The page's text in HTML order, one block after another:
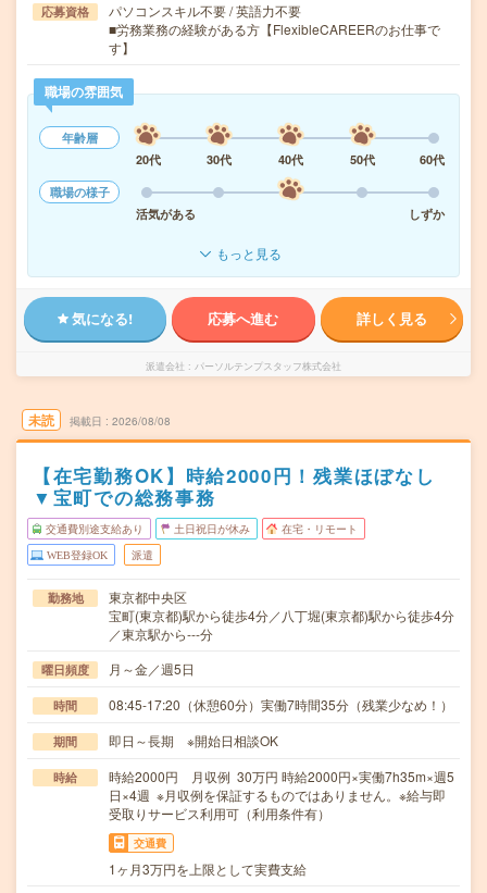
応募資格
パソコンスキル不要 / 英語力不要
■労務業務の経験がある方【FlexibleCAREERのお仕事で
す】
職場の雰囲気
年齢層
20代
30代 40代 50代
60代
職場の様子
活気がある
しずか
もっと見る
気になる! 応募へ進む 詳しく見る
派遣会社 パーソルテンプスタッフ株式会社
未読 掲載日 2026/08/08
【在宅勤務OK】時給2000円！残業ほぼなし
▼宝町での総務事務
交通費別途支給あり 土日祝日が休み 在宅・リモート
WEB登録OK 派遣
勤務地
東京都中央区
宝町(東京都)駅から徒歩4分／八丁堀(東京都)駅から徒歩4分
／東京駅から---分
曜日頻度 月～金／週5日
時間 08:45-17:20（休憩60分）実働7時間35分（残業少なめ！）
期間 即日～長期 ※開始日相談OK
時給
時給2000円 月収例 30万円 時給2000円×実働7h35m×週5
日×4週 ※月収例を保証するものではありません。※給与即
受取りサービス利用可（利用条件有）
交通費
1ヶ月3万円を上限として実費支給